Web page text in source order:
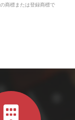
商標または登録商標で